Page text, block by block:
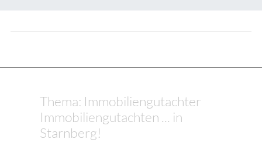
Thema: Immobiliengutachter
Immobiliengutachten ... in
Starnberg!